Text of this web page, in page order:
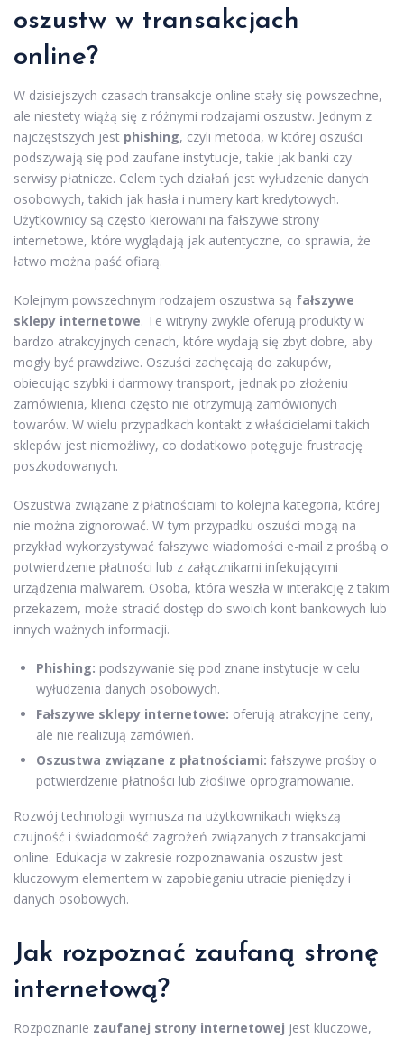
oszustw w transakcjach
online?
W dzisiejszych czasach transakcje online stały się powszechne,
ale niestety wiążą się z różnymi rodzajami oszustw. Jednym z
najczęstszych jest phishing, czyli metoda, w której oszuści
podszywają się pod zaufane instytucje, takie jak banki czy
serwisy płatnicze. Celem tych działań jest wyłudzenie danych
osobowych, takich jak hasła i numery kart kredytowych.
Użytkownicy są często kierowani na fałszywe strony
internetowe, które wyglądają jak autentyczne, co sprawia, że
łatwo można paść ofiarą.
Kolejnym powszechnym rodzajem oszustwa są fałszywe
sklepy internetowe. Te witryny zwykle oferują produkty w
bardzo atrakcyjnych cenach, które wydają się zbyt dobre, aby
mogły być prawdziwe. Oszuści zachęcają do zakupów,
obiecując szybki i darmowy transport, jednak po złożeniu
zamówienia, klienci często nie otrzymują zamówionych
towarów. W wielu przypadkach kontakt z właścicielami takich
sklepów jest niemożliwy, co dodatkowo potęguje frustrację
poszkodowanych.
Oszustwa związane z płatnościami to kolejna kategoria, której
nie można zignorować. W tym przypadku oszuści mogą na
przykład wykorzystywać fałszywe wiadomości e-mail z prośbą o
potwierdzenie płatności lub z załącznikami infekującymi
urządzenia malwarem. Osoba, która weszła w interakcję z takim
przekazem, może stracić dostęp do swoich kont bankowych lub
innych ważnych informacji.
Phishing: podszywanie się pod znane instytucje w celu
wyłudzenia danych osobowych.
Fałszywe sklepy internetowe: oferują atrakcyjne ceny,
ale nie realizują zamówień.
Oszustwa związane z płatnościami: fałszywe prośby o
potwierdzenie płatności lub złośliwe oprogramowanie.
Rozwój technologii wymusza na użytkownikach większą
czujność i świadomość zagrożeń związanych z transakcjami
online. Edukacja w zakresie rozpoznawania oszustw jest
kluczowym elementem w zapobieganiu utracie pieniędzy i
danych osobowych.
Jak rozpoznać zaufaną stronę
internetową?
Rozpoznanie zaufanej strony internetowej jest kluczowe,